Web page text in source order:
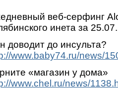
веб-серфинг
инета за
доводит до инсульта?
www.baby74.ru/news/
«магазин у дома»
www.chel.ru/news/